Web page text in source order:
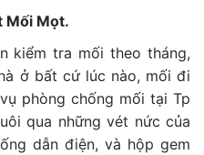
Mối Mọt.
kiểm tra mối theo tháng,
ở bất cứ lúc nào, mối đi
phòng chống mối tại Tp
qua những vét nức của
dẫn điện, và hộp gem